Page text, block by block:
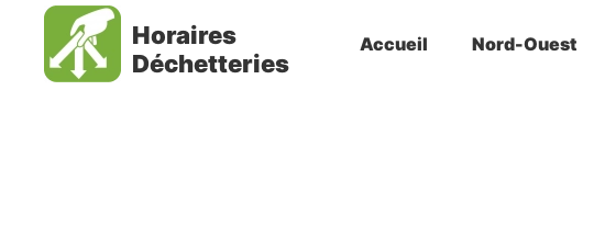
Horaires
Déchetteries
Accueil Nord-Ouest